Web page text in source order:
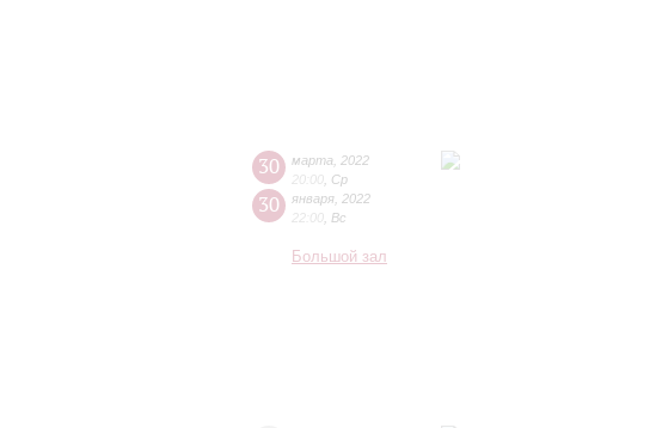
30 марта
2022
20:00 Ср
30 января 2022
22:00 Вс
Большой зал